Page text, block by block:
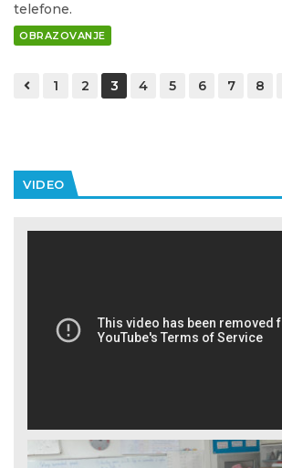
telefone.
OBRAZOVANJE
1 2 3 4 5 6 7 8
VIDEO